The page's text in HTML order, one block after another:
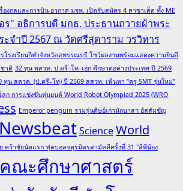
องกลและการบิน-อวกาศ มจพ. เปิดรับสมัคร 4 สาขาเด็ด ทั้ง ME
ร" อธิการบดี มกธ. ประธานถวายผ้าพระ
จำปี 2567 ณ วัดศรีสุดาราม วรวิหาร
โรงเรียนกีฬาจังหวัดสุพรรณบุรี โชว์ผลงานพร้อมแสดงความยินดี
าติ 32 ทุน พสวท. ป.ตรี–โท–เอก ศึกษาต่อต่างประเทศ ปี 2569
ทุน สควค. (ป.ตรี–โท) ปี 2569 สสวท. เฟ้นหา “ครู SMT รุ่นใหม่”
ก การแข่งขันหุ่นยนต์ World Robot Olympiad 2025 (WRO
Emperor penguin รวมรุ่นศิษย์เก่านักบาสฯ อัสสัมชัญ
NewsbeatScienceWorld
คว้าชัยนัดแรก ฟุตบอลจตุรมิตรสามัคคีครั้งที่ 31 "สี่พี่น้อง
คณะศึกษาศาสตร์